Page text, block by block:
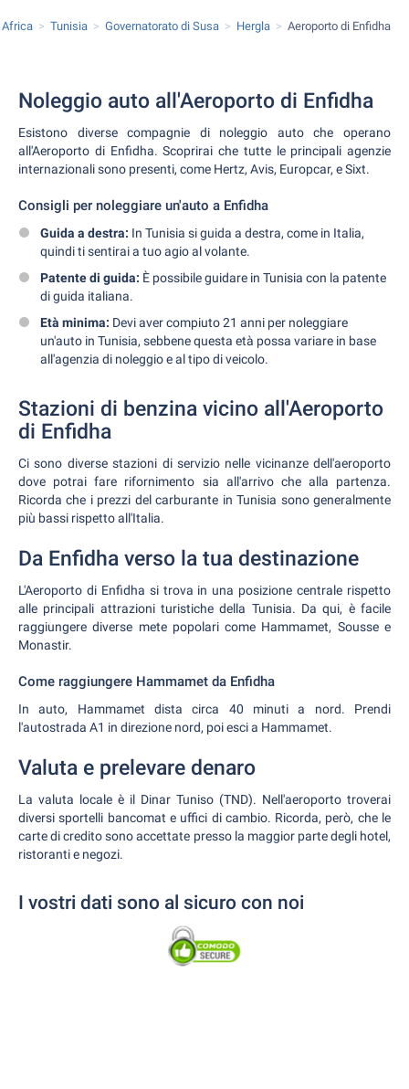
Africa Tunisia Governatorato di Susa Hergla Aeroporto di Enfidha
Noleggio auto all'Aeroporto di Enfidha
Esistono diverse compagnie di noleggio auto che operano
all'Aeroporto di Enfidha. Scoprirai che tutte le principali agenzie
internazionali sono presenti, come Hertz, Avis, Europcar, e Sixt.
Consigli per noleggiare un'auto a Enfidha
Guida a destra: In Tunisia si guida a destra, come in Italia,
quindi ti sentirai a tuo agio al volante.
Patente di guida: È possibile guidare in Tunisia con la patente
di guida italiana.
Età minima: Devi aver compiuto 21 anni per noleggiare
un'auto in Tunisia, sebbene questa età possa variare in base
all'agenzia di noleggio e al tipo di veicolo.
Stazioni di benzina vicino all'Aeroporto
di Enfidha
Ci sono diverse stazioni di servizio nelle vicinanze dell'aeroporto
dove potrai fare rifornimento sia all'arrivo che alla partenza.
Ricorda che i prezzi del carburante in Tunisia sono generalmente
più bassi rispetto all'Italia.
Da Enfidha verso la tua destinazione
L'Aeroporto di Enfidha si trova in una posizione centrale rispetto
alle principali attrazioni turistiche della Tunisia. Da qui, è facile
raggiungere diverse mete popolari come Hammamet, Sousse e
Monastir.
Come raggiungere Hammamet da Enfidha
In auto, Hammamet dista circa 40 minuti a nord. Prendi
l'autostrada A1 in direzione nord, poi esci a Hammamet.
Valuta e prelevare denaro
La valuta locale è il Dinar Tuniso (TND). Nell'aeroporto troverai
diversi sportelli bancomat e uffici di cambio. Ricorda, però, che le
carte di credito sono accettate presso la maggior parte degli hotel,
ristoranti e negozi.
I vostri dati sono al sicuro con noi